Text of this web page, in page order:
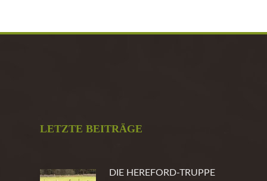
LETZTE BEITRÄGE
DIE HEREFORD-TRUPPE